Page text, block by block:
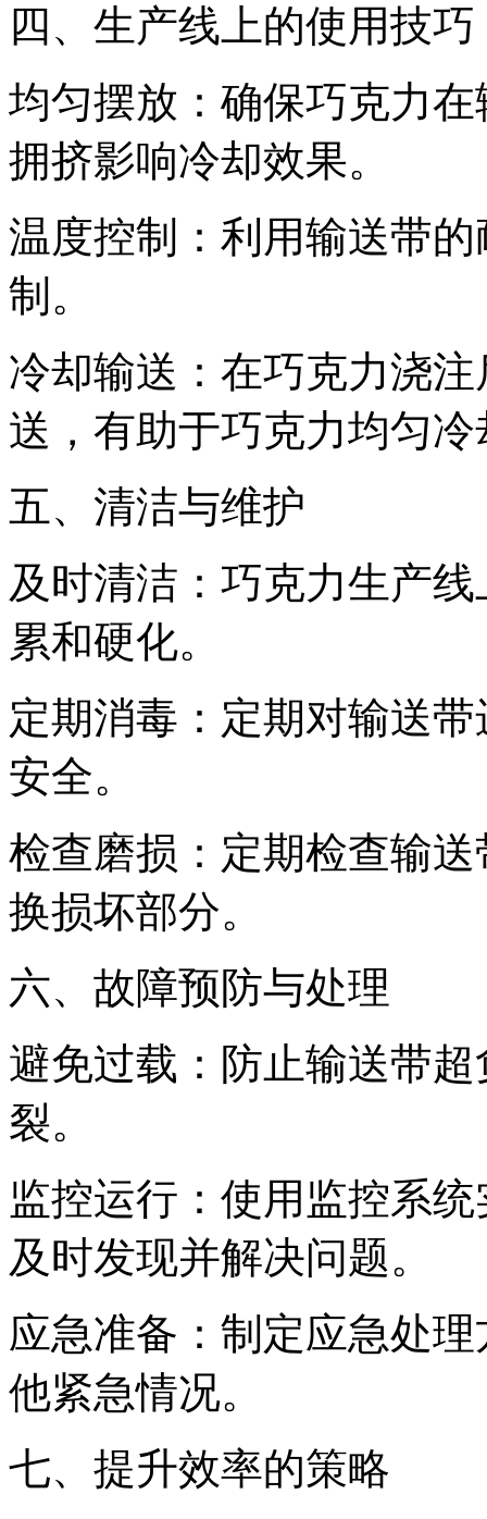
四、生产线上的使用技巧
均匀摆放：确保巧克力
拥挤影响冷却效果。
温度控制：利用输送带
制。
冷却输送：在巧克力浇
送，有助于巧克力均匀
五、清洁与维护
及时清洁：巧克力生产
累和硬化。
定期消毒：定期对输送
安全。
检查磨损：定期检查输
换损坏部分。
六、故障预防与处理
避免过载：防止输送带
裂。
监控运行：使用监控系
及时发现并解决问题。
应急准备：制定应急处
他紧急情况。
七、提升效率的策略